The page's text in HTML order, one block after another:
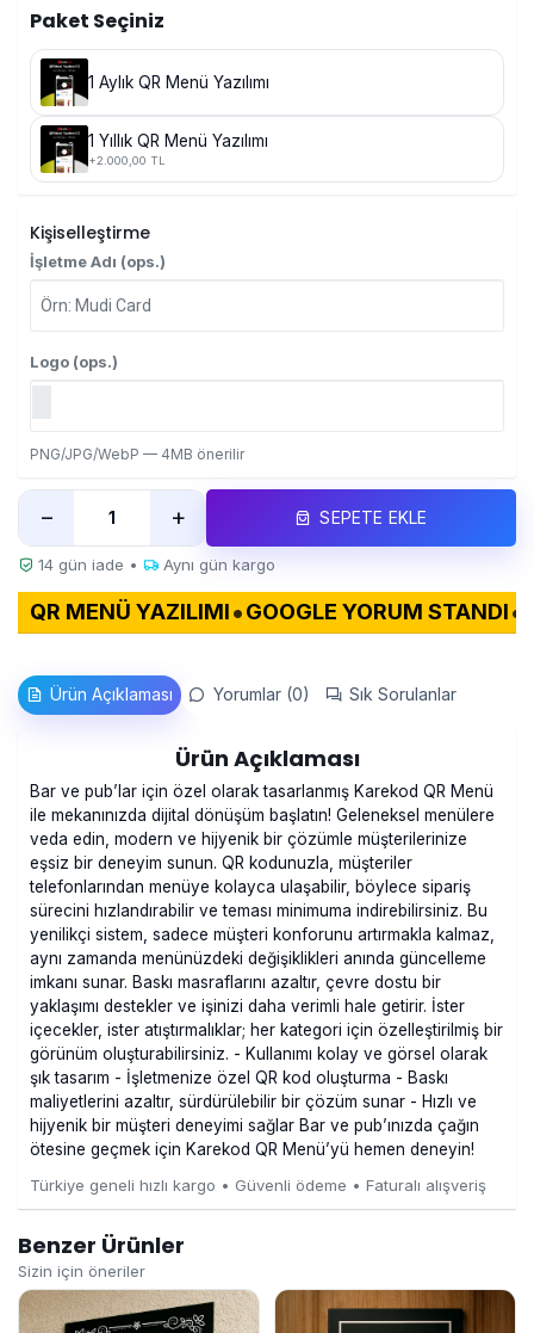
Paket Seçiniz
1 Aylık QR Menü Yazılımı
1 Yıllık QR Menü Yazılımı
+2.000,00 TL
Kişiselleştirme
İşletme Adı (ops.)
Logo (ops.)
PNG/JPG/WebP — 4MB önerilir
− + SEPETE EKLE
14 gün iade • Aynı gün kargo
•QR MENÜ STANDLARI• QR MENÜ
Ürün Açıklaması Yorumlar (0) Sık Sorulanlar
Ürün Açıklaması
Bar ve pub’lar için özel olarak tasarlanmış Karekod QR Menü
ile mekanınızda dijital dönüşüm başlatın! Geleneksel menülere
veda edin, modern ve hijyenik bir çözümle müşterilerinize
eşsiz bir deneyim sunun. QR kodunuzla, müşteriler
telefonlarından menüye kolayca ulaşabilir, böylece sipariş
sürecini hızlandırabilir ve teması minimuma indirebilirsiniz. Bu
yenilikçi sistem, sadece müşteri konforunu artırmakla kalmaz,
aynı zamanda menünüzdeki değişiklikleri anında güncelleme
imkanı sunar. Baskı masraflarını azaltır, çevre dostu bir
yaklaşımı destekler ve işinizi daha verimli hale getirir. İster
içecekler, ister atıştırmalıklar; her kategori için özelleştirilmiş bir
görünüm oluşturabilirsiniz. - Kullanımı kolay ve görsel olarak
şık tasarım - İşletmenize özel QR kod oluşturma - Baskı
maliyetlerini azaltır, sürdürülebilir bir çözüm sunar - Hızlı ve
hijyenik bir müşteri deneyimi sağlar Bar ve pub’ınızda çağın
ötesine geçmek için Karekod QR Menü’yü hemen deneyin!
Türkiye geneli hızlı kargo • Güvenli ödeme • Faturalı alışveriş
Benzer Ürünler
Sizin için öneriler